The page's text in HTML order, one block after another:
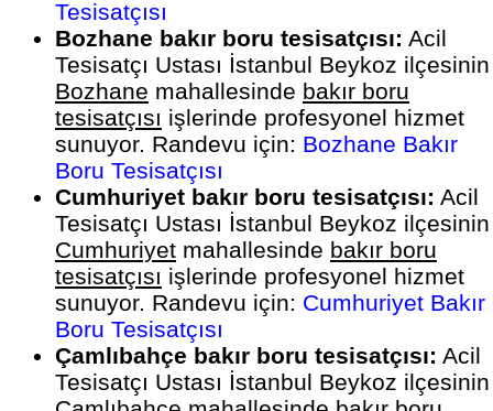
Tesisatçısı
Bozhane bakır boru tesisatçısı: Acil
Tesisatçı Ustası İstanbul Beykoz ilçesinin
Bozhane mahallesinde bakır boru
tesisatçısı işlerinde profesyonel hizmet
sunuyor. Randevu için: Bozhane Bakır
Boru Tesisatçısı
Cumhuriyet bakır boru tesisatçısı: Acil
Tesisatçı Ustası İstanbul Beykoz ilçesinin
Cumhuriyet mahallesinde bakır boru
tesisatçısı işlerinde profesyonel hizmet
sunuyor. Randevu için: Cumhuriyet Bakır
Boru Tesisatçısı
Çamlıbahçe bakır boru tesisatçısı: Acil
Tesisatçı Ustası İstanbul Beykoz ilçesinin